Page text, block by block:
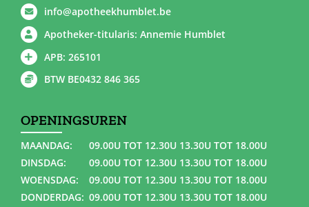
info@apotheekhumblet.be
Apotheker-titularis: Annemie Humblet
APB: 265101
BTW BE0432 846 365
OPENINGSUREN
MAANDAG:
09.00U TOT 12.30U 13.30U TOT 18.00U
DINSDAG:
09.00U TOT 12.30U 13.30U TOT 18.00U
WOENSDAG:
09.00U TOT 12.30U 13.30U TOT 18.00U
DONDERDAG: 09.00U TOT 12.30U 13.30U TOT 18.00U